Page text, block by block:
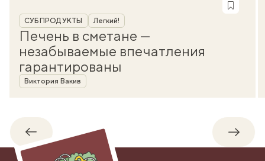
Рубрика
СУБПРОДУКТЫ Легкий!
Печень в сметане —
незабываемые впечатления
гарантированы
Автор
Виктория Вакив
Обратно